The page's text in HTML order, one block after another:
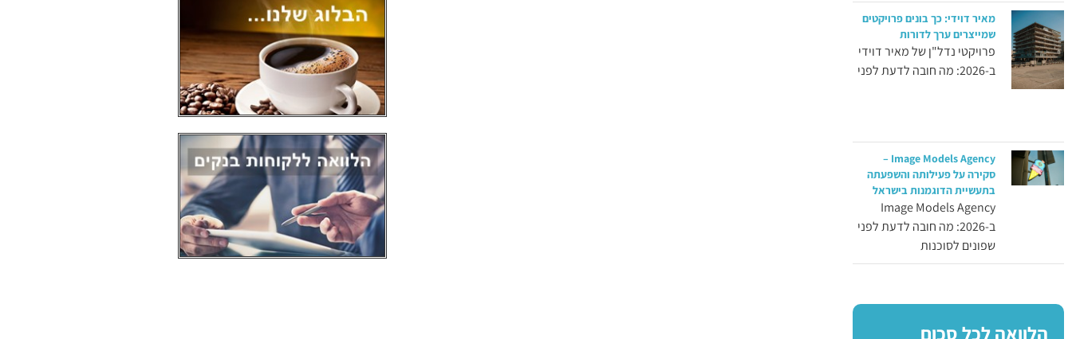
מאיר דוידי: כך בונים פרויקטים
שמייצרים ערך לדורות
פרויקטי נדל"ן של מאיר דוידי
ב-2026: מה חובה לדעת לפני
Image Models Agency –
סקירה על פעילותה והשפעתה
בתעשיית הדוגמנות בישראל
Image Models Agency
ב-2026: מה חובה לדעת לפני
שפונים לסוכנות
הלוואה לכל סכום